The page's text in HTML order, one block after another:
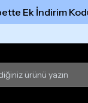
Ek İndirim